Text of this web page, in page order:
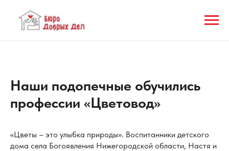
Наши подопечные обучились
профессии «Цветовод»
«Цветы – это улыбка природы». Воспитанники детского
дома села Богоявления Нижегородской области, Настя и